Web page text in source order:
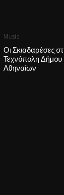
Music
Οι Σκιαδαρέσες
Τεχνόπολη Δήμου
Αθηναίων